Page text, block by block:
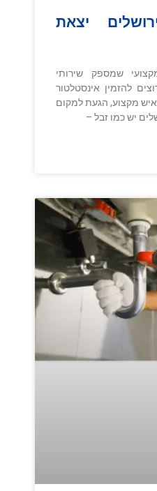
יצאת
שמספק שירותי
להזמין אינסטלטור
מקצוע, הגעת למקום
יש כמו זבל –